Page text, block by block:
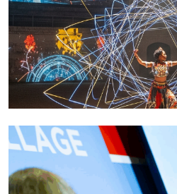
Production Evenémentielle
VIEW PROJECT
VIEW PROJECT